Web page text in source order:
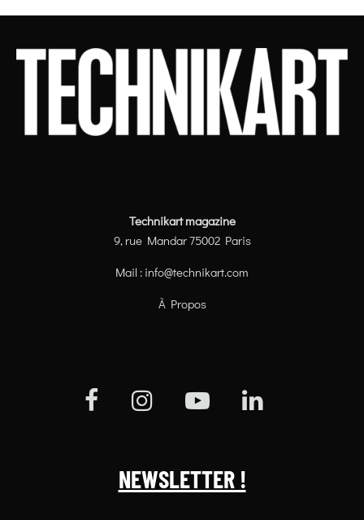
Technikart magazine
9, rue Mandar 75002 Paris
Mail : info@technikart.com
À Propos
NEWSLETTER !